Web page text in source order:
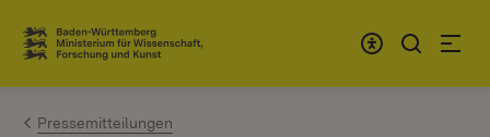
Zum Inhalt springen
Link zur Startseite
Pressemitteilungen